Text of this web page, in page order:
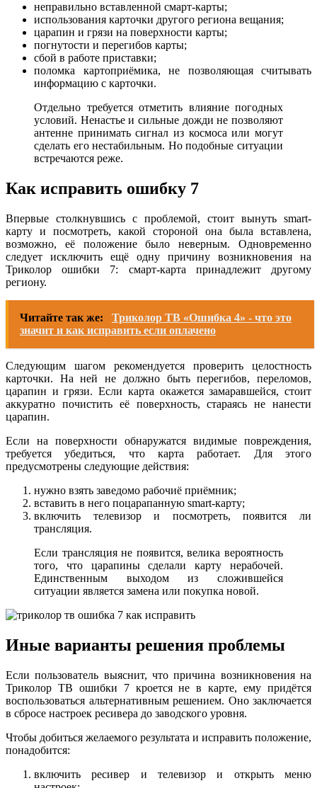
неправильно вставленной смарт-карты;
использования карточки другого региона вещания;
царапин и грязи на поверхности карты;
погнутости и перегибов карты;
сбой в работе приставки;
поломка картоприёмика, не позволяющая считывать
информацию с карточки.
Отдельно требуется отметить влияние погодных
условий. Ненастье и сильные дожди не позволяют
антенне принимать сигнал из космоса или могут
сделать его нестабильным. Но подобные ситуации
встречаются реже.
Как исправить ошибку 7
Впервые столкнувшись с проблемой, стоит вынуть smart-
карту и посмотреть, какой стороной она была вставлена,
возможно, её положение было неверным. Одновременно
следует исключить ещё одну причину возникновения на
Триколор ошибки 7: смарт-карта принадлежит другому
региону.
Читайте так же:
Триколор ТВ «Ошибка 4» - что это
значит и как исправить если оплачено
Следующим шагом рекомендуется проверить целостность
карточки. На ней не должно быть перегибов, переломов,
царапин и грязи. Если карта окажется замаравшейся, стоит
аккуратно почистить её поверхность, стараясь не нанести
царапин.
Если на поверхности обнаружатся видимые повреждения,
требуется убедиться, что карта работает. Для этого
предусмотрены следующие действия:
нужно взять заведомо рабочиё приёмник;
вставить в него поцарапанную smart-карту;
включить телевизор и посмотреть, появится ли
трансляция.
Если трансляция не появится, велика вероятность
того, что царапины сделали карту нерабочей.
Единственным выходом из сложившейся
ситуации является замена или покупка новой.
Иные варианты решения проблемы
Если пользователь выяснит, что причина возникновения на
Триколор ТВ ошибки 7 кроется не в карте, ему придётся
воспользоваться альтернативным решением. Оно заключается
в сбросе настроек ресивера до заводского уровня.
Чтобы добиться желаемого результата и исправить положение,
понадобится:
включить ресивер и телевизор и открыть меню